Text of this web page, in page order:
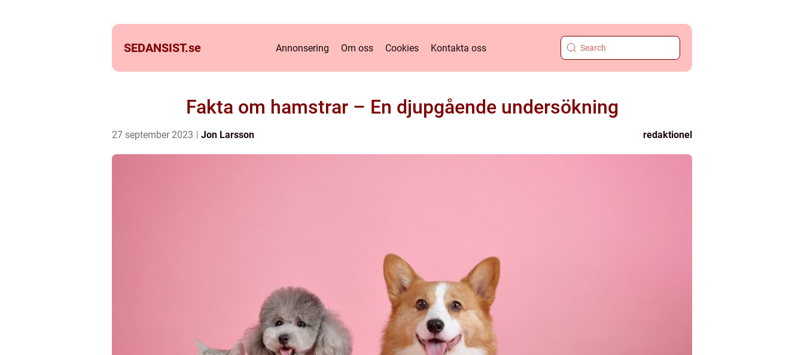
SEDANSIST.se Annonsering Om oss Cookies Kontakta oss
Fakta om hamstrar – En djupgående undersökning
27 september 2023 Jon Larsson redaktionel